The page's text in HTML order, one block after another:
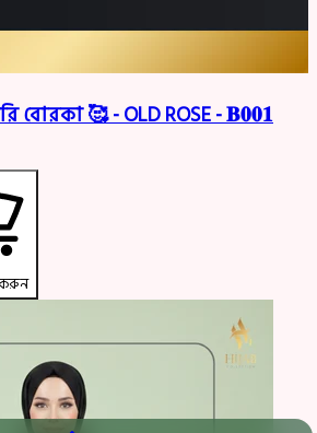
বোরকা 🥰 - OLD ROSE - 𝐁𝟎𝟎𝟏
করুন